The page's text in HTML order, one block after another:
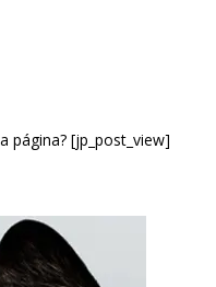
página? [jp_post_view]